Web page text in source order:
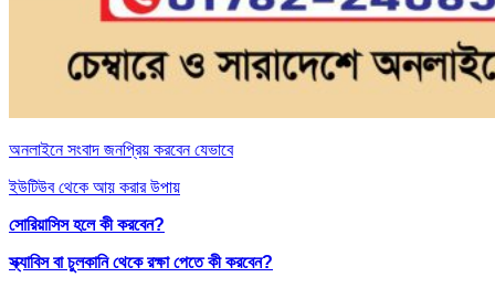
অনলাইনে সংবাদ জনপ্রিয় করবেন যেভাবে
ইউটিউব থেকে আয় করার উপায়
সোরিয়াসিস হলে কী করবেন?
স্ক্যাবিস বা চুলকানি থেকে রক্ষা পেতে কী করবেন?